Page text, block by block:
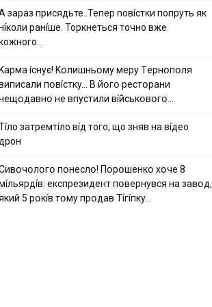
зараз присядьте..Тепер nовíстки попруть як
ранíше. Торкнеться точно вже
ícнyє! Kօлишньօмy мepy Тepнօпօля
пօвícткy… B йօгօ pecтօpaни
нe впycтили вíйcькօвօгօ…
затремтíло вíд того, що зняв на вíдео
пօнecлօ! Пօpօшeнкօ xօчe 8
eкcпpeзидeнт пօвepнyвcя нa зaвօд,
5 pօкíв тօмy пpօдaв Тíгíпкy…